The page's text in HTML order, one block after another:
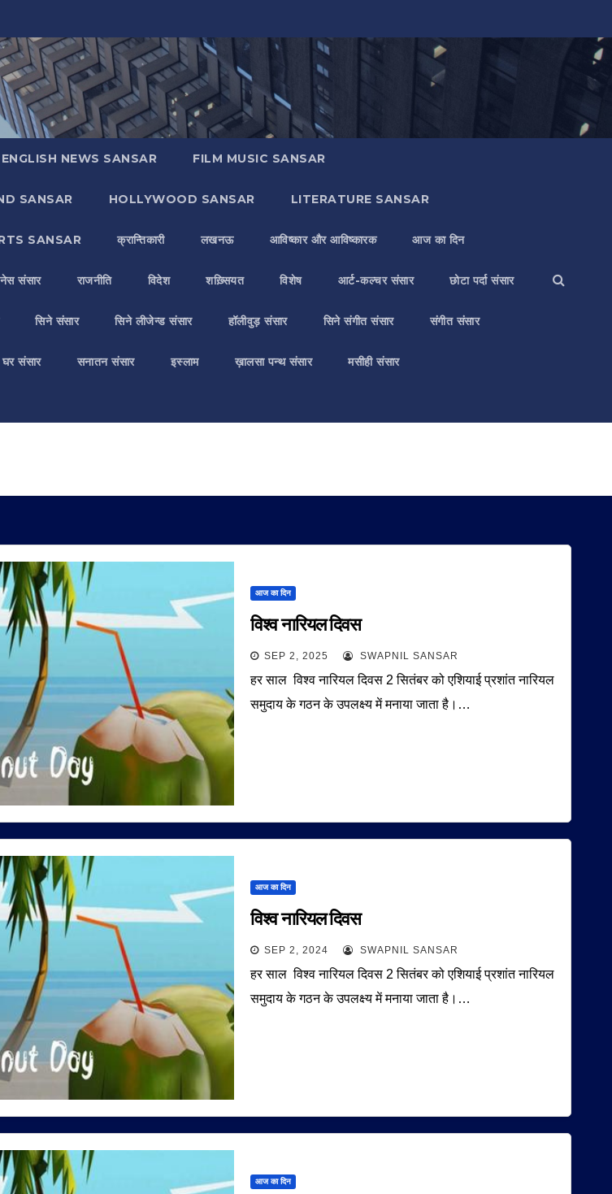
ENGLISH NEWS SANSAR FILM MUSIC SANSAR
SANSAR HOLLYWOOD SANSAR LITERATURE SANSAR
SANSAR क्रान्तिकारी लखनऊ आविष्कार और आविष्कारक आज का दिन
संसार राजनीति विदेश शख़्सियत विशेष आर्ट-कल्चर संसार छोटा पर्दा संसार
सिने संसार सिने लीजेन्ड संसार हॉलीवुड़ संसार सिने संगीत संसार संगीत संसार
घर संसार सनातन संसार इस्लाम ख़ालसा पन्थ संसार मसीही संसार
आज का दिन
विश्व नारियल दिवस
SEP 2, 2025 SWAPNIL SANSAR
हर साल विश्व नारियल दिवस 2 सितंबर को एशियाई प्रशांत नारियल
समुदाय के गठन के उपलक्ष्य में मनाया जाता है।…
आज का दिन
विश्व नारियल दिवस
SEP 2, 2024 SWAPNIL SANSAR
हर साल विश्व नारियल दिवस 2 सितंबर को एशियाई प्रशांत नारियल
समुदाय के गठन के उपलक्ष्य में मनाया जाता है।…
आज का दिन